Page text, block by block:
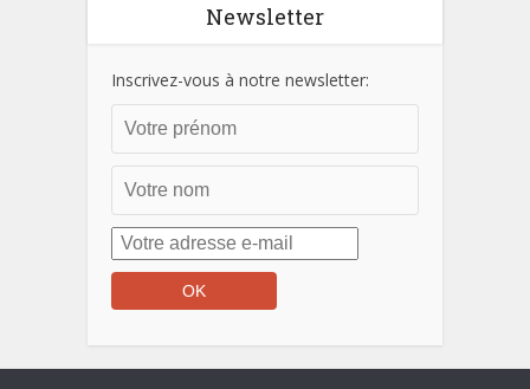
Newsletter
Inscrivez-vous à notre newsletter: